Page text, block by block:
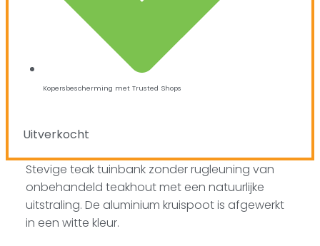
Kopersbescherming met Trusted Shops
Uitverkocht
Stevige teak tuinbank zonder rugleuning van
onbehandeld teakhout met een natuurlijke
uitstraling. De aluminium kruispoot is afgewerkt
in een witte kleur.